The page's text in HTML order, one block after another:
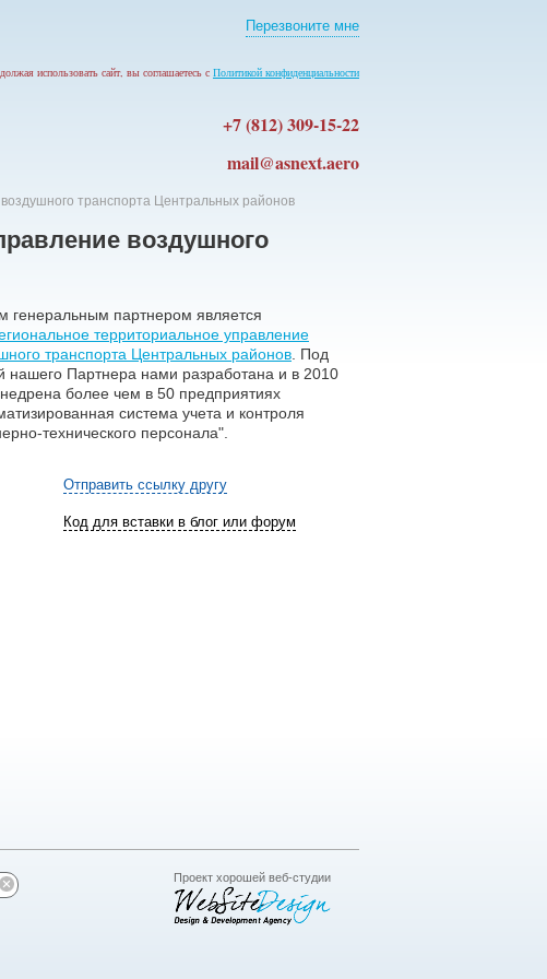
Перезвоните мне
использовать сайт, вы соглашаетесь с Политикой конфиденциальности
+7 (812) 309-15-22
mail@asnext.aero
транспорта Центральных районов
воздушного
генеральным партнером является
территориальное управление
транспорта Центральных районов . Под
нашего Партнера нами разработана и в 2010
более чем в 50 предприятиях
система учета и контроля
технического персонала".
Отправить ссылку другу
Код для вставки в блог или форум
Проект хорошей веб-студии